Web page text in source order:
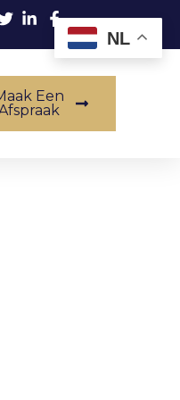
Een
NL